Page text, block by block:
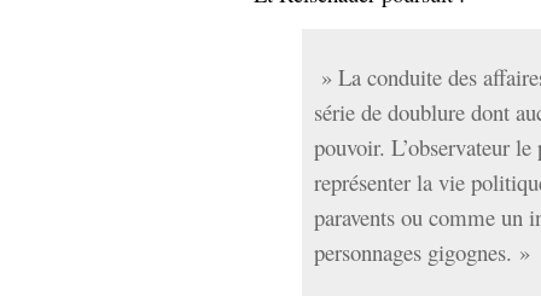
» La conduite des
série de doublure dont
pouvoir. L’observateur
représenter la vie
paravents ou comme un
personnages gigognes. »